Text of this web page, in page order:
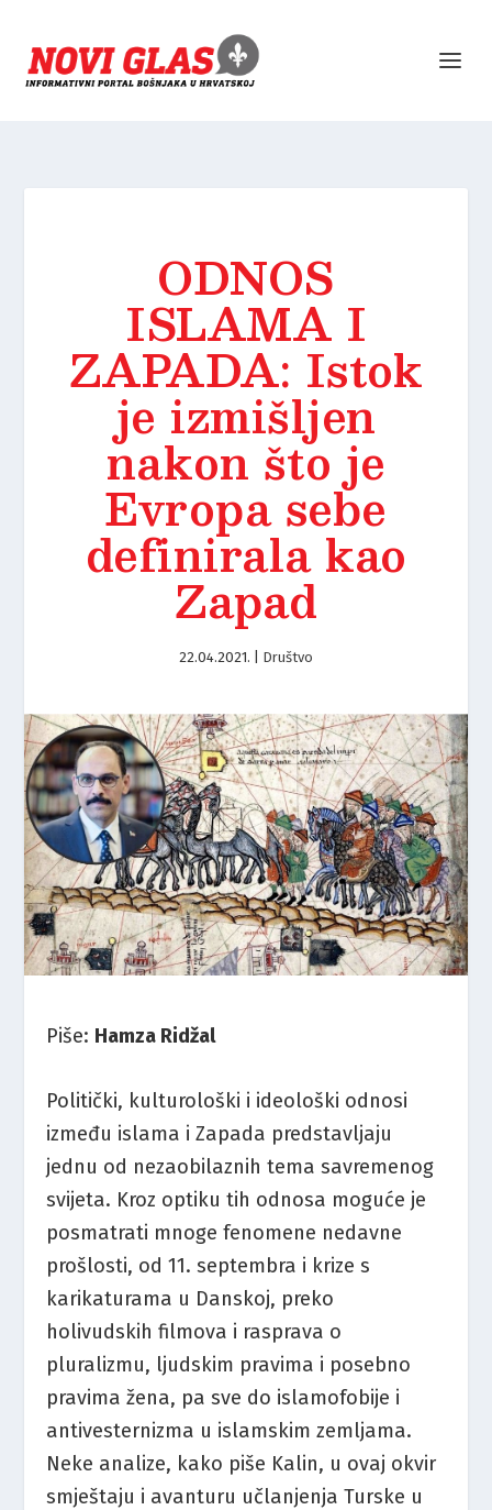
ODNOS
ISLAMA I
ZAPADA: Istok
je izmišljen
nakon što je
Evropa sebe
definirala kao
Zapad
22.04.2021. Društvo
Piše: Hamza Ridžal
Politički, kulturološki i ideološki odnosi
između islama i Zapada predstavljaju
jednu od nezaobilaznih tema savremenog
svijeta. Kroz optiku tih odnosa moguće je
posmatrati mnoge fenomene nedavne
prošlosti, od 11. septembra i krize s
karikaturama u Danskoj, preko
holivudskih filmova i rasprava o
pluralizmu, ljudskim pravima i posebno
pravima žena, pa sve do islamofobije i
antivesternizma u islamskim zemljama.
Neke analize, kako piše Kalin, u ovaj okvir
smještaju i avanturu učlanjenja Turske u